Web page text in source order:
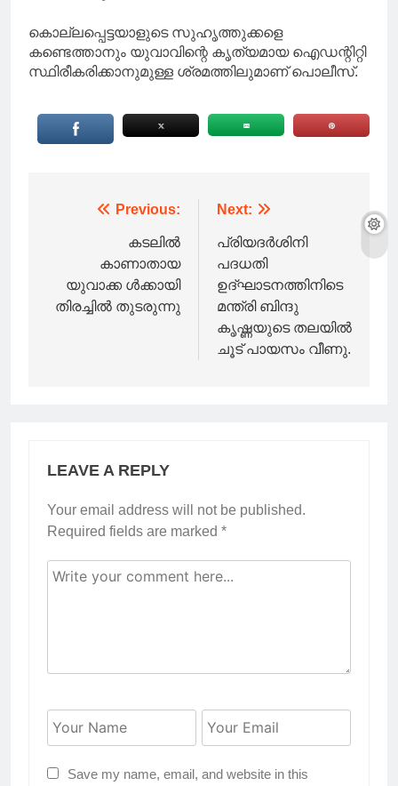
കൊല്ലപ്പെട്ടയാളുടെ സുഹൃത്തുക്കളെ
കണ്ടെത്താനും യുവാവിന്റെ കൃത്യമായ ഐഡന്റിറ്റി
സ്ഥിരീകരിക്കാനുമുള്ള ശ്രമത്തിലുമാണ് പൊലീസ്.
navigation
Previous:
കടലിൽ
കാണാതായ
യുവാക്ക ൾക്കായി
തിരച്ചിൽ തുടരുന്നു
Next:
പ്രിയദർശിനി
പദധതി
ഉദ്ഘാടനത്തിനിടെ
മന്ത്രി ബിന്ദു
കൃഷ്ണയുടെ തലയിൽ
ചൂട് പായസം വീണു.
LEAVE A REPLY
Your email address will not be published.
Required fields are marked *
Save my name, email, and website in this